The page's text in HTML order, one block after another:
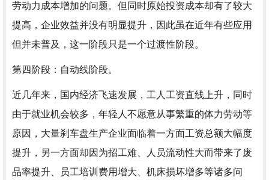
劳动力成本增加的问题。但同时原始投资成本却有了较大
提高，企业效益并没有明显提升，因此虽在近年有些应用
但并未普及，这一阶段只是一个过渡性阶段。
第四阶段：自动线阶段。
近几年来，国内经济飞速发展，工人工资直线上升，同时
由于就业机会较多，年轻人不愿意从事繁重的体力劳动等
原因，大量刹车盘生产企业面临着一方面工资总额大幅度
提升，另一方面却因为招工难、人员流动性大而带来了废
品率提升、员工培训费用增大、机床损坏增多等诸多问